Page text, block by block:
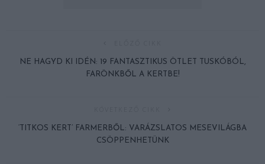
NE HAGYD KI IDÉN: 19 FANTASZTIKUS ÖTLET TUSKÓBÓL,
FARÖNKBŐL A KERTBE!
‘TITKOS KERT’ FARMERBŐL: VARÁZSLATOS MESEVILÁGBA
CSÖPPENHETÜNK